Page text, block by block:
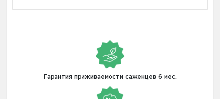
Гарантия приживаемости саженцев 6 мес.